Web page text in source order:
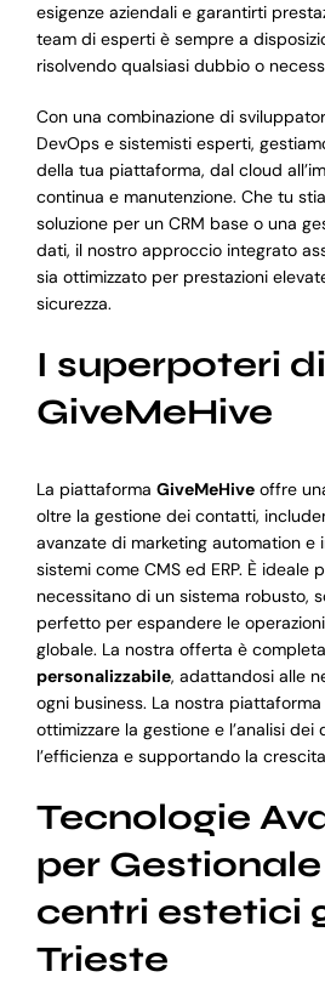
esigenze aziendali e garantirti
team di esperti è sempre a
risolvendo qualsiasi dubbio o
Con una combinazione di
DevOps e sistemisti esperti,
della tua piattaforma, dal cloud
continua e manutenzione. Che tu
soluzione per un CRM base o una
dati, il nostro approccio integrato
sia ottimizzato per prestazioni
sicurezza.
I superpoteri di
GiveMeHive
La piattaforma GiveMeHiveoffre
oltre la gestione dei contatti,
avanzate di marketing automation e
sistemi come CMS ed ERP. È ideale
necessitano di un sistema robusto,
perfetto per espandere le
globale. La nostra offerta è
personalizzabile, adattandosi alle
ogni business. La nostra
ottimizzare la gestione e l’analisi dei
l’efficienza e supportando la
Tecnologie
per
centri estetici
Trieste